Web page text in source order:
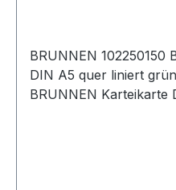
BRUNNEN 102250150
DIN A5 quer liniert grün 100 St./Pack.
BRUNNEN Karteikarte